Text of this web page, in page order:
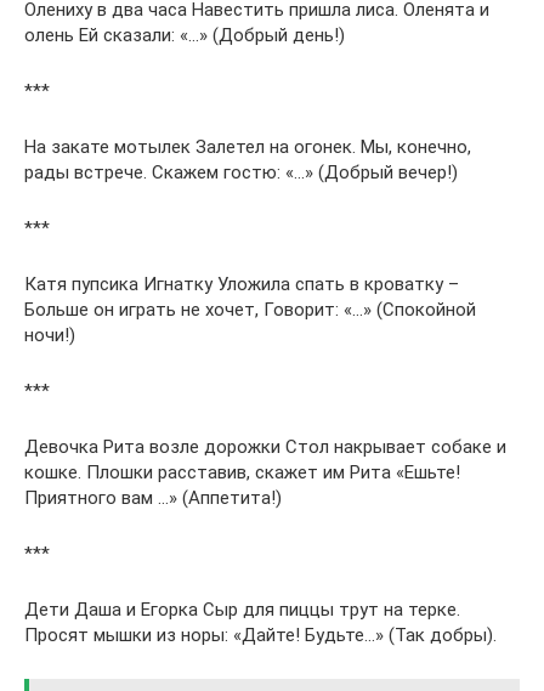
Олениху в два часа Навестить пришла лиса. Оленята и
олень Ей сказали: «…» (Добрый день!)
***
На закате мотылек Залетел на огонек. Мы, конечно,
рады встрече. Скажем гостю: «…» (Добрый вечер!)
***
Катя пупсика Игнатку Уложила спать в кроватку –
Больше он играть не хочет, Говорит: «…» (Спокойной
ночи!)
***
Девочка Рита возле дорожки Стол накрывает собаке и
кошке. Плошки расставив, скажет им Рита «Ешьте!
Приятного вам …» (Аппетита!)
***
Дети Даша и Егорка Сыр для пиццы трут на терке.
Просят мышки из норы: «Дайте! Будьте…» (Так добры).